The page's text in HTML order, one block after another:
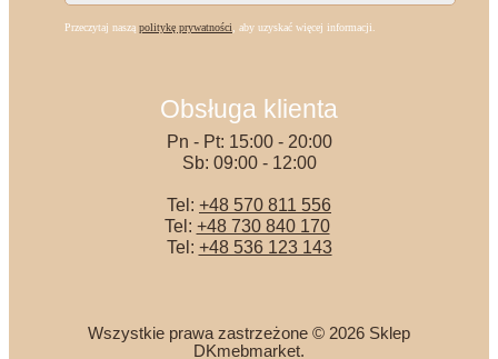
Przeczytaj naszą politykę prywatności , aby uzyskać więcej informacji.
Obsługa klienta
Pn - Pt: 15:00 - 20:00
Sb: 09:00 - 12:00
Tel: +48 570 811 556
Tel: +48 730 840 170
Tel: +48 536 123 143
Wszystkie prawa zastrzeżone © 2026 Sklep
DKmebmarket.